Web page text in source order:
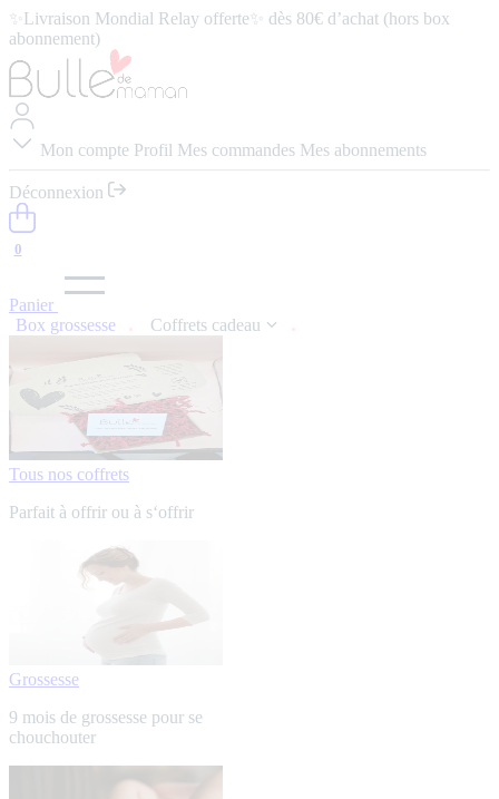
✨Livraison Mondial Relay offerte✨ dès 80€ d’achat (hors box
abonnement)
⭐️ 4,9/5 (57 avis google) ⭢
Mon compte Profil Mes commandes Mes abonnements
Déconnexion
0
Panier
Box grossesse
Coffrets cadeau
Tous nos coffrets
Parfait à offrir ou à s‘offrir
Grossesse
9 mois de grossesse pour se
chouchouter